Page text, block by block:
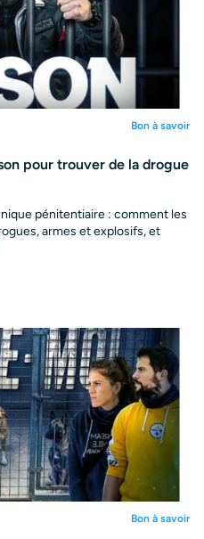
Bon à savoir
pour trouver de la drogue
pénitentiaire : comment les
armes et explosifs, et
Bon à savoir